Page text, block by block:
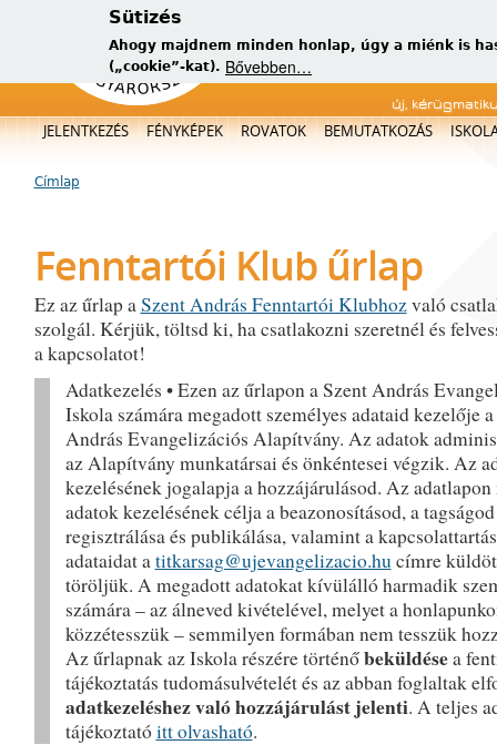
Sütizés
Ahogy majdnem minden honlap, úgy a miénk is
(„cookie”-kat). Bővebben…
új,
Főmenü
JELENTKEZÉS FÉNYKÉPEK ROVATOK BEMUTATKOZÁS
Jelenlegi hely
Címlap
Fenntartói Klub űrlap
Ez az űrlap aSzent András Fenntartói Klubhozvaló
szolgál. Kérjük, töltsd ki, ha csatlakozni szeretnél és
a kapcsolatot!
Adatkezelés • Ezen az űrlapon a Szent András
Iskola számára megadott személyes adataid kezelője
András Evangelizációs Alapítvány. Az adatok
az Alapítvány munkatársai és önkéntesei végzik. Az
kezelésének jogalapja a hozzájárulásod. Az adatlapon
adatok kezelésének célja a beazonosításod, a tagságod
regisztrálása és publikálása, valamint a
adataidat a titkarsag@ujevangelizacio.hu címre
töröljük. A megadott adatokat kívülálló harmadik
számára – az álneved kivételével, melyet a
közzétesszük – semmilyen formában nem tesszük
Az űrlapnak az Iskola részére történőbeküldésea
tájékoztatás tudomásulvételét és az abban foglaltak
adatkezeléshez való hozzájárulást jelenti. A teljes
tájékoztatóitt olvasható.